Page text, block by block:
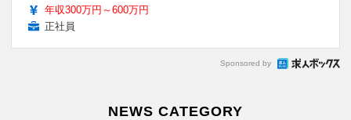
年収300万円～600万円
正社員
Sponsored by
NEWS CATEGORY